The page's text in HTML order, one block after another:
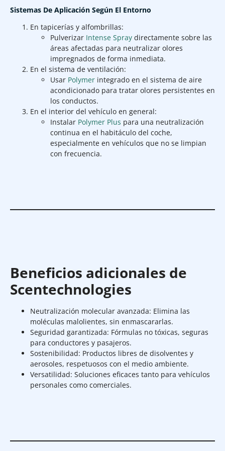
Sistemas De Aplicación Según El Entorno
En tapicerías y alfombrillas:
Pulverizar Intense Spray directamente sobre las
áreas afectadas para neutralizar olores
impregnados de forma inmediata.
En el sistema de ventilación:
Usar Polymer integrado en el sistema de aire
acondicionado para tratar olores persistentes en
los conductos.
En el interior del vehículo en general:
Instalar Polymer Plus para una neutralización
continua en el habitáculo del coche,
especialmente en vehículos que no se limpian
con frecuencia.
Beneficios adicionales de
Scentechnologies
Neutralización molecular avanzada: Elimina las
moléculas malolientes, sin enmascararlas.
Seguridad garantizada: Fórmulas no tóxicas, seguras
para conductores y pasajeros.
Sostenibilidad: Productos libres de disolventes y
aerosoles, respetuosos con el medio ambiente.
Versatilidad: Soluciones eficaces tanto para vehículos
personales como comerciales.